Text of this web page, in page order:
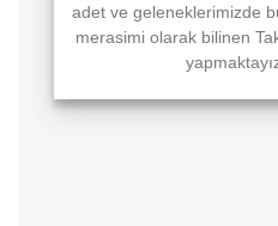
adet ve geleneklerimizde
merasimi olarak bilinen